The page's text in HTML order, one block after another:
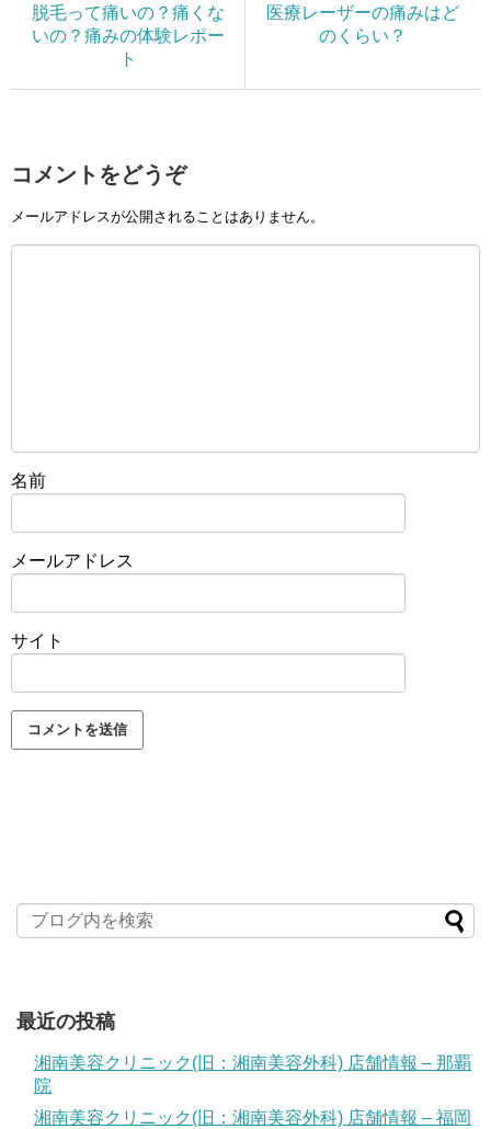
脱毛って痛いの？痛くな
いの？痛みの体験レポー
ト
医療レーザーの痛みはど
のくらい？
コメントをどうぞ
メールアドレスが公開されることはありません。
名前
メールアドレス
サイト
最近の投稿
湘南美容クリニック(旧：湘南美容外科) 店舗情報 – 那覇
院
湘南美容クリニック(旧：湘南美容外科) 店舗情報 – 福岡